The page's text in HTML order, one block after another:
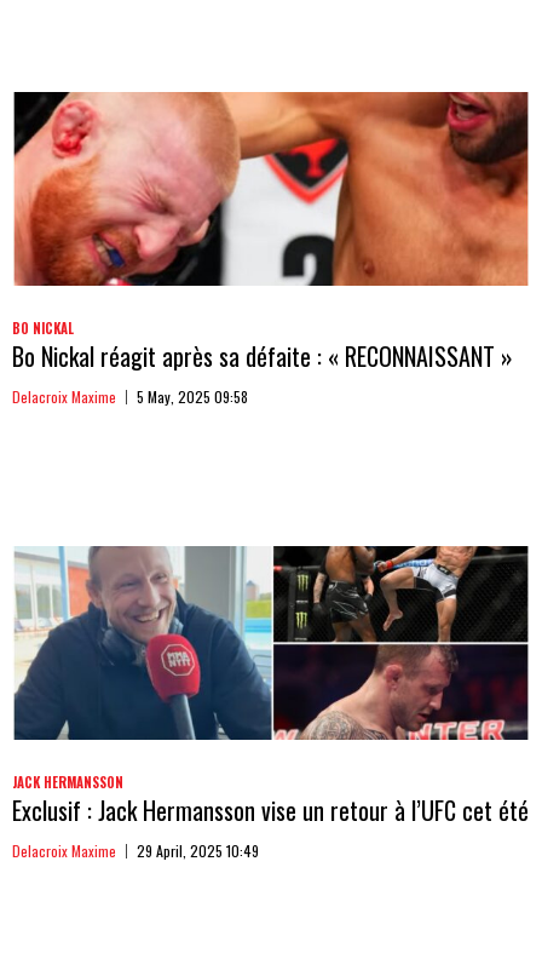
BO NICKAL
Bo Nickal réagit après sa défaite : « RECONNAISSANT »
Delacroix Maxime 5 May, 2025 09:58
JACK HERMANSSON
Exclusif : Jack Hermansson vise un retour à l’UFC cet été
Delacroix Maxime 29 April, 2025 10:49